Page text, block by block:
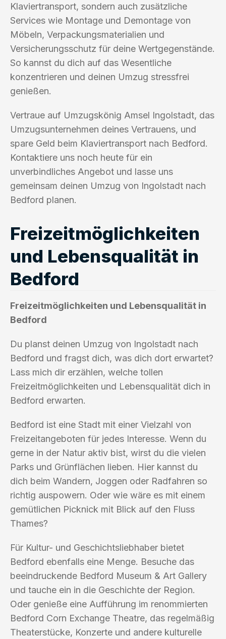
Klaviertransport, sondern auch zusätzliche
Services wie Montage und Demontage von
Möbeln, Verpackungsmaterialien und
Versicherungsschutz für deine Wertgegenstände.
So kannst du dich auf das Wesentliche
konzentrieren und deinen Umzug stressfrei
genießen.
Vertraue auf Umzugskönig Amsel Ingolstadt, das
Umzugsunternehmen deines Vertrauens, und
spare Geld beim Klaviertransport nach Bedford.
Kontaktiere uns noch heute für ein
unverbindliches Angebot und lasse uns
gemeinsam deinen Umzug von Ingolstadt nach
Bedford planen.
Freizeitmöglichkeiten
und Lebensqualität in
Bedford
Freizeitmöglichkeiten und Lebensqualität in
Bedford
Du planst deinen Umzug von Ingolstadt nach
Bedford und fragst dich, was dich dort erwartet?
Lass mich dir erzählen, welche tollen
Freizeitmöglichkeiten und Lebensqualität dich in
Bedford erwarten.
Bedford ist eine Stadt mit einer Vielzahl von
Freizeitangeboten für jedes Interesse. Wenn du
gerne in der Natur aktiv bist, wirst du die vielen
Parks und Grünflächen lieben. Hier kannst du
dich beim Wandern, Joggen oder Radfahren so
richtig auspowern. Oder wie wäre es mit einem
gemütlichen Picknick mit Blick auf den Fluss
Thames?
Für Kultur- und Geschichtsliebhaber bietet
Bedford ebenfalls eine Menge. Besuche das
beeindruckende Bedford Museum & Art Gallery
und tauche ein in die Geschichte der Region.
Oder genieße eine Aufführung im renommierten
Bedford Corn Exchange Theatre, das regelmäßig
Theaterstücke, Konzerte und andere kulturelle